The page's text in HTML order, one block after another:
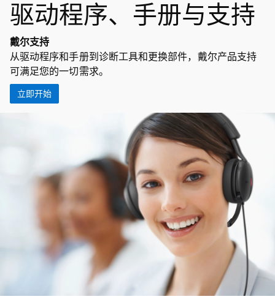
驱动程序、手册与支持
戴尔支持
从驱动程序和手册到诊断工具和更换部件，戴尔产品支持
可满足您的一切需求。
立即开始